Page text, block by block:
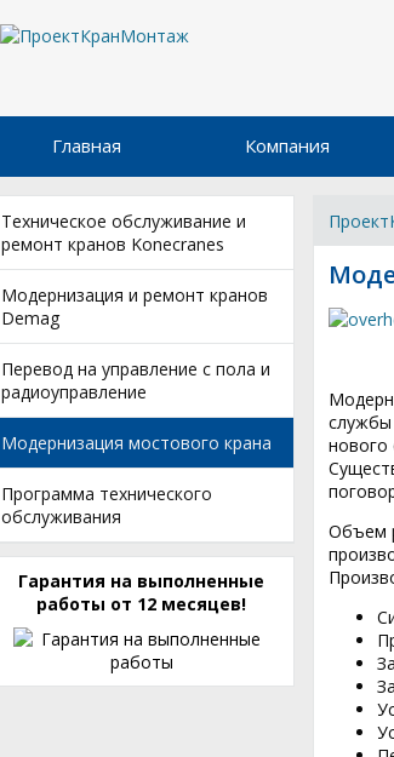
Главная Компания
службы
нового
Объем
Техническое обслуживание и
ремонт кранов Konecranes
Модернизация и ремонт кранов
Demag
Перевод на управление с пола и
радиоуправление
Модернизация мостового крана
Программа технического
обслуживания
Гарантия на выполненные
работы от 12 месяцев!